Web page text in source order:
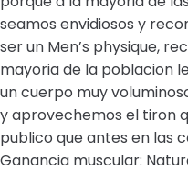
seamos envidiosos y
ser un Men’s physique,
mayoria de la poblacion
un cuerpo muy
y aprovechemos el tiron
publico que antes en las
Ganancia muscular: